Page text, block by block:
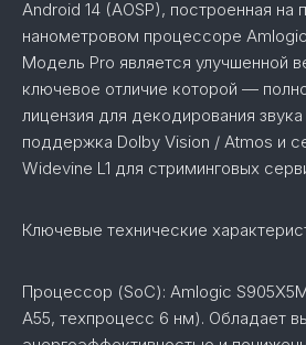
Android 14 (AOSP), построенная
нанометровом процессоре
Модель Pro является улучшенной
ключевое отличие которой —
лицензия для декодирования
поддержка Dolby Vision / Atmos и
Widevine L1 для стриминговых
Ключевые технические
Процессор (SoC): Amlogic
A55, техпроцесс 6 нм). Обладает